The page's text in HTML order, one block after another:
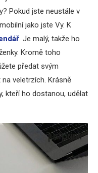
Pokud jste neustále v
jako jste Vy. K
. Je malý, takže ho
Kromě toho
předat svým
veletrzích. Krásně
kteří ho dostanou, udělat